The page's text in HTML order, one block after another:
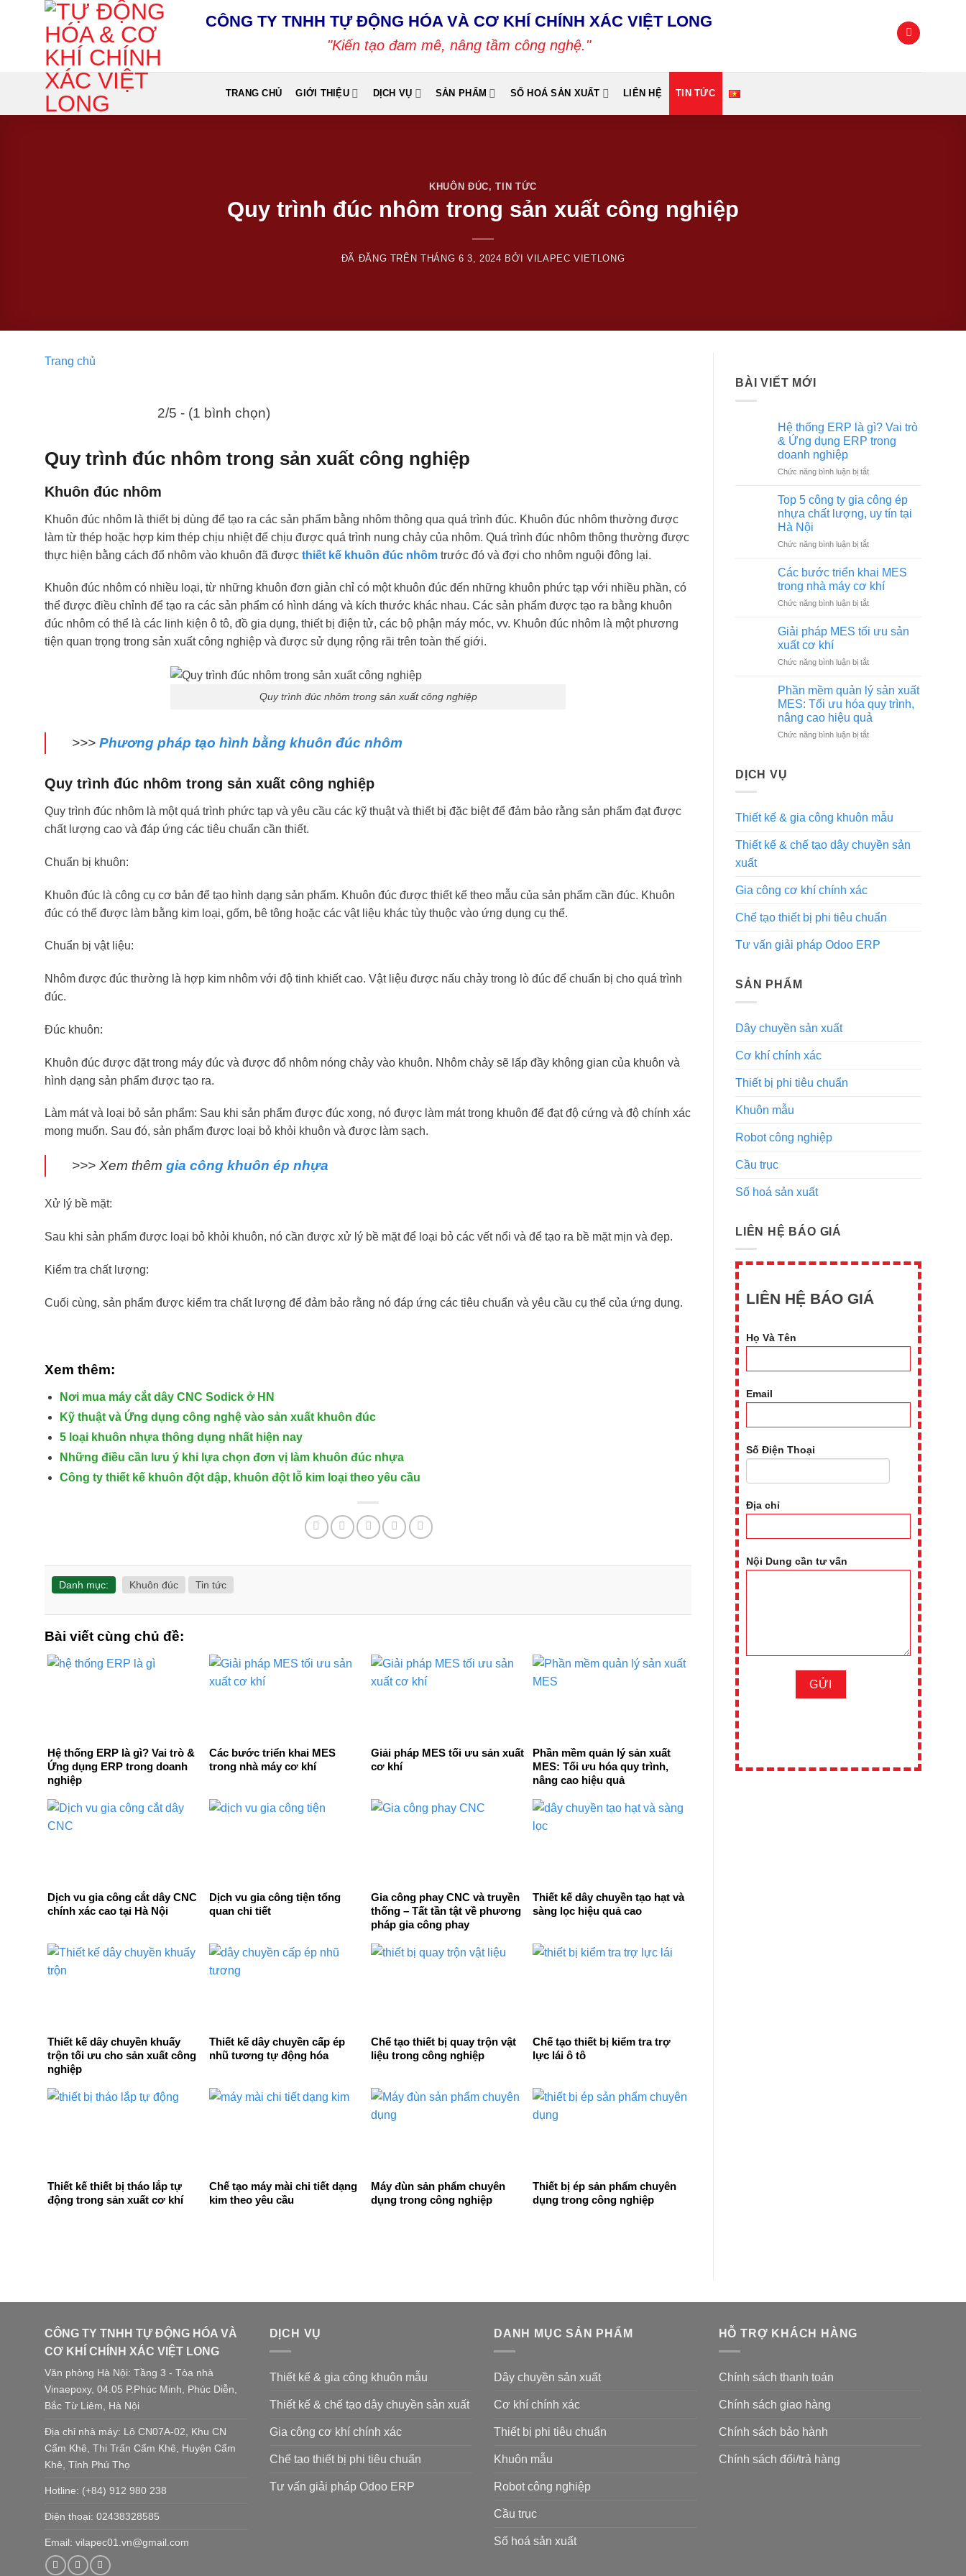
CÔNG TY TNHH TỰ ĐỘNG HÓA VÀ CƠ KHÍ CHÍNH XÁC VIỆT LONG
"Kiến tạo đam mê, nâng tầm công nghệ."
TRANG CHỦ GIỚI THIỆU DỊCH VỤ SẢN PHẨM SỐ HOÁ SẢN XUẤT LIÊN HỆ TIN TỨC
KHUÔN ĐÚC,TIN TỨC
Quy trình đúc nhôm trong sản xuất công nghiệp
ĐÃ ĐĂNG TRÊNTHÁNG 6 3, 2024 BỞI VILAPEC VIETLONG
Trang chủ
2/5 - (1 bình chọn)
Quy trình đúc nhôm trong sản xuất công nghiệp
Khuôn đúc nhôm
Khuôn đúc nhôm là thiết bị dùng để tạo ra các sản phẩm bằng nhôm thông qua quá trình đúc. Khuôn đúc nhôm thường được
làm từ thép hoặc hợp kim thép chịu nhiệt để chịu được quá trình nung chảy của nhôm. Quá trình đúc nhôm thông thường được
thực hiện bằng cách đổ nhôm vào khuôn đã được thiết kế khuôn đúc nhôm trước đó và đợi cho nhôm nguội đông lại.
Khuôn đúc nhôm có nhiều loại, từ những khuôn đơn giản chỉ có một khuôn đúc đến những khuôn phức tạp với nhiều phần, có
thể được điều chỉnh để tạo ra các sản phẩm có hình dáng và kích thước khác nhau. Các sản phẩm được tạo ra bằng khuôn
đúc nhôm có thể là các linh kiện ô tô, đồ gia dụng, thiết bị điện tử, các bộ phận máy móc, vv. Khuôn đúc nhôm là một phương
tiện quan trọng trong sản xuất công nghiệp và được sử dụng rộng rãi trên toàn thế giới.
Quy trình đúc nhôm trong sản xuất công nghiệp
>>> Phương pháp tạo hình bằng khuôn đúc nhôm
Quy trình đúc nhôm trong sản xuất công nghiệp
Quy trình đúc nhôm là một quá trình phức tạp và yêu cầu các kỹ thuật và thiết bị đặc biệt để đảm bảo rằng sản phẩm đạt được
chất lượng cao và đáp ứng các tiêu chuẩn cần thiết.
Chuẩn bị khuôn:
Khuôn đúc là công cụ cơ bản để tạo hình dạng sản phẩm. Khuôn đúc được thiết kế theo mẫu của sản phẩm cần đúc. Khuôn
đúc có thể được làm bằng kim loại, gốm, bê tông hoặc các vật liệu khác tùy thuộc vào ứng dụng cụ thể.
Chuẩn bị vật liệu:
Nhôm được đúc thường là hợp kim nhôm với độ tinh khiết cao. Vật liệu được nấu chảy trong lò đúc để chuẩn bị cho quá trình
đúc.
Đúc khuôn:
Khuôn đúc được đặt trong máy đúc và được đổ nhôm nóng chảy vào khuôn. Nhôm chảy sẽ lấp đầy không gian của khuôn và
hình dạng sản phẩm được tạo ra.
Làm mát và loại bỏ sản phẩm: Sau khi sản phẩm được đúc xong, nó được làm mát trong khuôn để đạt độ cứng và độ chính xác
mong muốn. Sau đó, sản phẩm được loại bỏ khỏi khuôn và được làm sạch.
>>> Xem thêm gia công khuôn ép nhựa
Xử lý bề mặt:
Sau khi sản phẩm được loại bỏ khỏi khuôn, nó cần được xử lý bề mặt để loại bỏ các vết nổi và để tạo ra bề mặt mịn và đẹp.
Kiểm tra chất lượng:
Cuối cùng, sản phẩm được kiểm tra chất lượng để đảm bảo rằng nó đáp ứng các tiêu chuẩn và yêu cầu cụ thể của ứng dụng.
Xem thêm:
Nơi mua máy cắt dây CNC Sodick ở HN
Kỹ thuật và Ứng dụng công nghệ vào sản xuất khuôn đúc
5 loại khuôn nhựa thông dụng nhất hiện nay
Những điều cần lưu ý khi lựa chọn đơn vị làm khuôn đúc nhựa
Công ty thiết kế khuôn đột dập, khuôn đột lỗ kim loại theo yêu cầu
Danh mục: Khuôn đúc Tin tức
Bài viết cùng chủ đề:
Hệ thống ERP là gì? Vai trò &
Ứng dụng ERP trong doanh
nghiệp
Các bước triển khai MES
trong nhà máy cơ khí
Giải pháp MES tối ưu sản xuất
cơ khí
Phần mềm quản lý sản xuất
MES: Tối ưu hóa quy trình,
nâng cao hiệu quả
Dịch vu gia công cắt dây CNC
chính xác cao tại Hà Nội
Dịch vu gia công tiện tổng
quan chi tiết
Gia công phay CNC và truyền
thống – Tất tần tật về phương
pháp gia công phay
Thiết kế dây chuyền tạo hạt và
sàng lọc hiệu quả cao
Thiết kế dây chuyền khuấy
trộn tối ưu cho sản xuất công
nghiệp
Thiết kế dây chuyền cấp ép
nhũ tương tự động hóa
Chế tạo thiết bị quay trộn vật
liệu trong công nghiệp
Chế tạo thiết bị kiểm tra trợ
lực lái ô tô
Thiết kế thiết bị tháo lắp tự
động trong sản xuất cơ khí
Chế tạo máy mài chi tiết dạng
kim theo yêu cầu
Máy đùn sản phẩm chuyên
dụng trong công nghiệp
Thiết bị ép sản phẩm chuyên
dụng trong công nghiệp
BÀI VIẾT MỚI
Hệ thống ERP là gì? Vai trò
& Ứng dụng ERP trong
doanh nghiệp
Chức năng bình luận bị tắtở
thống
là
Vai
&
Ứng
dụng
ERP
doanh
Top 5 công ty gia công ép
nhựa chất lượng, uy tín tại
Hà Nội
Chức năng bình luận bị tắtở
công
ty
gia
ép
lượng,
tín
tại
Hà
Các bước triển khai MES
trong nhà máy cơ khí
Chức năng bình luận bị tắtở
bước
MES
nhà
máy
cơ
khí
Giải pháp MES tối ưu sản
xuất cơ khí
Chức năng bình luận bị tắtở
pháp
MES
tối
ưu
sản
Phần mềm quản lý sản xuất
MES: Tối ưu hóa quy trình,
nâng cao hiệu quả
Chức năng bình luận bị tắtở
MES:
ưu
hiệu
DỊCH VỤ
Thiết kế & gia công khuôn mẫu
Thiết kế & chế tạo dây chuyền sản
xuất
Gia công cơ khí chính xác
Chế tạo thiết bị phi tiêu chuẩn
Tư vấn giải pháp Odoo ERP
SẢN PHẨM
Dây chuyền sản xuất
Cơ khí chính xác
Thiết bị phi tiêu chuẩn
Khuôn mẫu
Robot công nghiệp
Cầu trục
Số hoá sản xuất
LIÊN HỆ BÁO GIÁ
LIÊN HỆ BÁO GIÁ
Họ Và Tên
Email
Số Điện Thoại
Địa chỉ
Nội Dung cần tư vấn
CÔNG TY TNHH TỰ ĐỘNG HÓA VÀ
CƠ KHÍ CHÍNH XÁC VIỆT LONG
Văn phòng Hà Nội: Tầng 3 - Tòa nhà
Vinaepoxy, 04.05 P.Phúc Minh, Phúc Diễn,
Bắc Từ Liêm, Hà Nội
Địa chỉ nhà máy: Lô CN07A-02, Khu CN
Cẩm Khê, Thi Trấn Cẩm Khê, Huyện Cẩm
Khê, Tỉnh Phú Thọ
Hotline: (+84) 912 980 238
Điện thoại: 02438328585
Email: vilapec01.vn@gmail.com
DỊCH VỤ
Thiết kế & gia công khuôn mẫu
Thiết kế & chế tạo dây chuyền sản xuất
Gia công cơ khí chính xác
Chế tạo thiết bị phi tiêu chuẩn
Tư vấn giải pháp Odoo ERP
DANH MỤC SẢN PHẨM
Dây chuyền sản xuất
Cơ khí chính xác
Thiết bị phi tiêu chuẩn
Khuôn mẫu
Robot công nghiệp
Cầu trục
Số hoá sản xuất
HỖ TRỢ KHÁCH HÀNG
Chính sách thanh toán
Chính sách giao hàng
Chính sách bảo hành
Chính sách đổi/trả hàng